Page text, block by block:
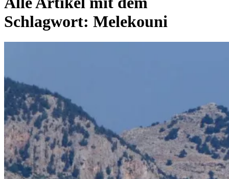
Schlagwort: Melekouni